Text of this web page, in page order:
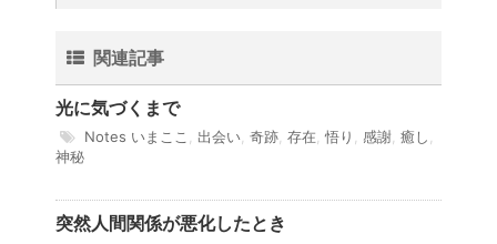
関連記事
光に気づくまで
Notes いまここ 出会い 奇跡 存在 悟り 感謝 癒し
神秘
突然人間関係が悪化したとき